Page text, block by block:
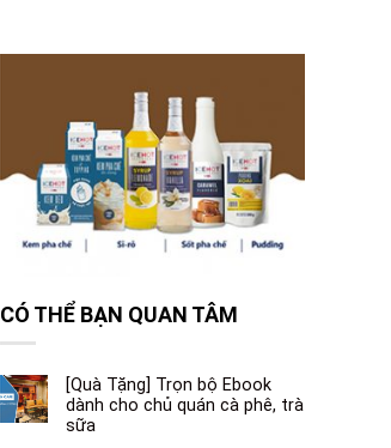
CÓ THỂ BẠN QUAN TÂM
[Quà Tặng] Trọn bộ Ebook
dành cho chủ quán cà phê, trà
sữa